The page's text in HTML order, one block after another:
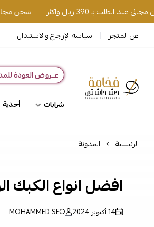
بـ 390 ريال واكثر شحن مجاني عند الطلب بـ
عن المتجر سياسة الإرجاع والاستبدال
فخامة دشداشتي
عــروض العودة
شرابات أحذية
الرئيسية المدونة
افضل انواع الكبك
14 أكتوبر 2024 MOHAMMED SEO